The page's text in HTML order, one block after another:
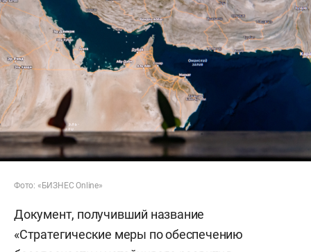
Фото: «БИЗНЕС Online»
Документ, получивший название
«Стратегические меры по обеспечению